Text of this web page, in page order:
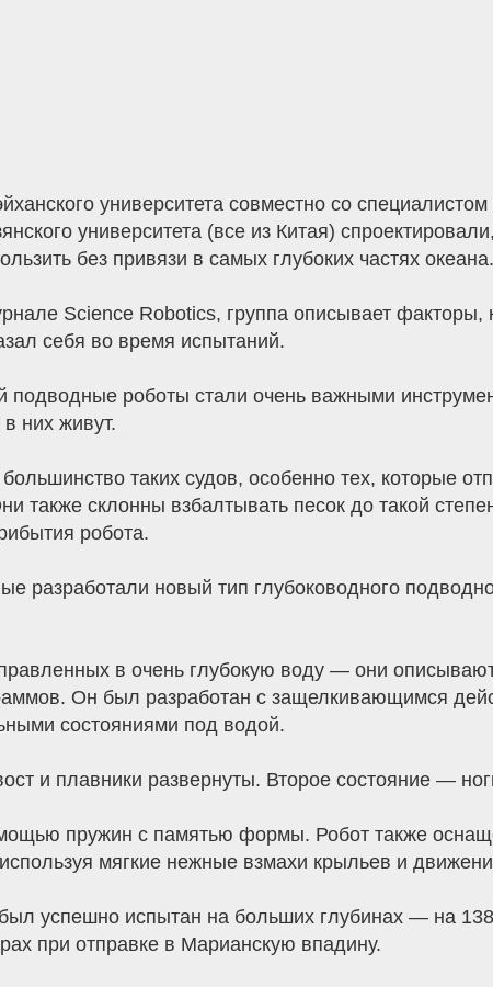
университета совместно со
университета (все из Китая)
без привязи в самых глубоких частях океана.
Science Robotics, группа описывает
себя во время испытаний.
подводные роботы стали очень важными
них живут.
таких судов, особенно тех, которые
также склонны взбалтывать песок до такой
робота.
разработали новый тип глубоководного
в очень глубокую воду — они
Он был разработан с защелкивающимся
состояниями под водой.
и плавники развернуты. Второе состояние —
пружин с памятью формы. Робот также
мягкие нежные взмахи крыльев и
успешно испытан на больших глубинах — на
при отправке в Марианскую впадину.